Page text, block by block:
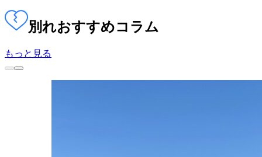
別れおすすめコラム
もっと見る